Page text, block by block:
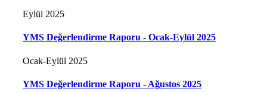
Eylül 2025
YMS Değerlendirme Raporu - Ocak-Eylül 2025
Ocak-Eylül 2025
YMS Değerlendirme Raporu - Ağustos 2025